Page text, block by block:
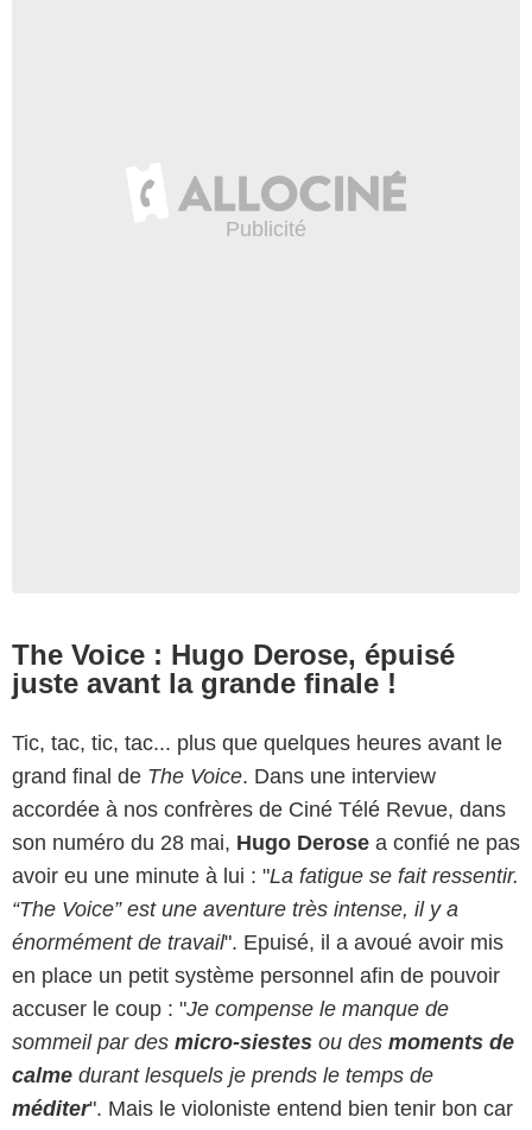
The Voice : Hugo Derose, épuisé
juste avant la grande finale !
Tic, tac, tic, tac... plus que quelques heures avant le
grand final de The Voice. Dans une interview
accordée à nos confrères de Ciné Télé Revue, dans
son numéro du 28 mai, Hugo Derose a confié ne pas
avoir eu une minute à lui : "La fatigue se fait ressentir.
“The Voice” est une aventure très intense, il y a
énormément de travail". Epuisé, il a avoué avoir mis
en place un petit système personnel afin de pouvoir
accuser le coup : "Je compense le manque de
sommeil par des micro-siestes ou des moments de
calme durant lesquels je prends le temps de
méditer". Mais le violoniste entend bien tenir bon car